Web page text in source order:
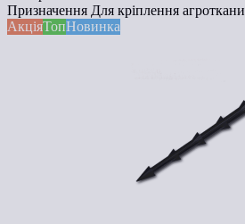
Призначення Для кріплення
АкціяТопНовинка